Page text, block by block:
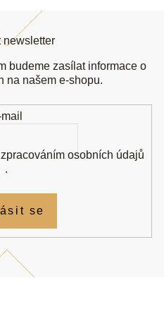
newsletter
budeme zasílat informace o
na našem e-shopu.
zpracováním osobních údajů
.
se